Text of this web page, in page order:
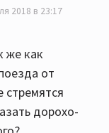
2018 в 23:17
же как
от
стремятся
дорохо-